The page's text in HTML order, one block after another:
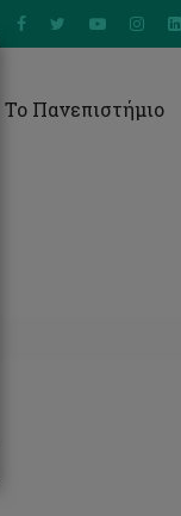
Το Πανεπιστήμιο